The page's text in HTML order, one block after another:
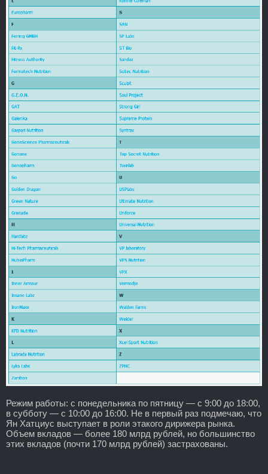
Режим работы: с понедельника по пятницу — с 9:00 до 18:00,
в субботу — с 10:00 до 16:00. Не в первый раз подмечаю, что
Ян Хатциус выступает в роли этакого дирижера рынка.
Объем вкладов — более 180 млрд рублей, но большинство
этих вкладов (почти 170 млрд рублей) застрахованы.